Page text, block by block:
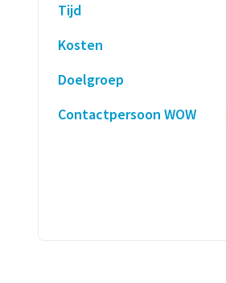
Tijd
Kosten
Doelgroep
Contactpersoon WOW